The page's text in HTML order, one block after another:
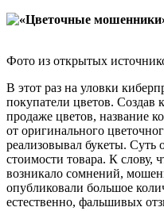
Фото из открытых
В этот раз на уловки
покупатели цветов. Создав
продаже цветов, название
от оригинального
реализовывал букеты. Суть
стоимости товара. К слову,
возникало сомнений,
опубликовали большое
естественно, фальшивых